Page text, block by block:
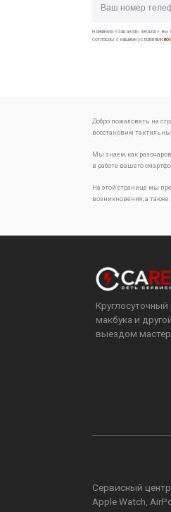
Нажимая «Заказать звонок», вы
согласны с нашими условиями
Добро пожаловать на
восстановим
Мы знаем, как
в работе вашего
На этой странице мы
возникновения, а также
макбука и
выездом
Сервисный
Apple Watch,